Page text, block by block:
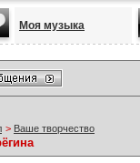
Моя музыка
> Ваше творчество